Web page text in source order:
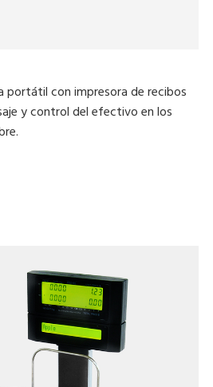
portátil con impresora de recibos
y control del efectivo en los